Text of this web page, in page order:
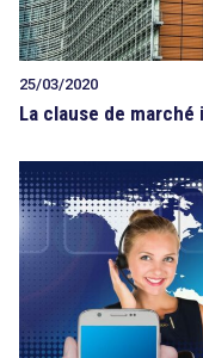
25/03/2020
La clause de